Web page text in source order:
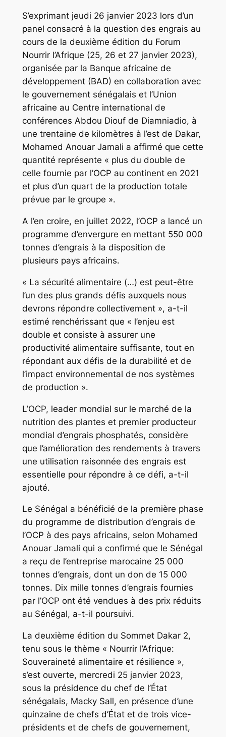
S’exprimant jeudi 26 janvier 2023 lors d’un
panel consacré à la question des engrais au
cours de la deuxième édition du Forum
Nourrir l’Afrique (25, 26 et 27 janvier 2023),
organisée par la Banque africaine de
développement (BAD) en collaboration avec
le gouvernement sénégalais et l’Union
africaine au Centre international de
conférences Abdou Diouf de Diamniadio, à
une trentaine de kilomètres à l’est de Dakar,
Mohamed Anouar Jamali a affirmé que cette
quantité représente « plus du double de
celle fournie par l’OCP au continent en 2021
et plus d’un quart de la production totale
prévue par le groupe ».
A l’en croire, en juillet 2022, l’OCP a lancé un
programme d’envergure en mettant 550 000
tonnes d’engrais à la disposition de
plusieurs pays africains.
« La sécurité alimentaire (…) est peut-être
l’un des plus grands défis auxquels nous
devrons répondre collectivement », a-t-il
estimé renchérissant que « l’enjeu est
double et consiste à assurer une
productivité alimentaire suffisante, tout en
répondant aux défis de la durabilité et de
l’impact environnemental de nos systèmes
de production ».
L’OCP, leader mondial sur le marché de la
nutrition des plantes et premier producteur
mondial d’engrais phosphatés, considère
que l’amélioration des rendements à travers
une utilisation raisonnée des engrais est
essentielle pour répondre à ce défi, a-t-il
ajouté.
Le Sénégal a bénéficié de la première phase
du programme de distribution d’engrais de
l’OCP à des pays africains, selon Mohamed
Anouar Jamali qui a confirmé que le Sénégal
a reçu de l’entreprise marocaine 25 000
tonnes d’engrais, dont un don de 15 000
tonnes. Dix mille tonnes d’engrais fournies
par l’OCP ont été vendues à des prix réduits
au Sénégal, a-t-il poursuivi.
La deuxième édition du Sommet Dakar 2,
tenu sous le thème « Nourrir l’Afrique:
Souveraineté alimentaire et résilience »,
s’est ouverte, mercredi 25 janvier 2023,
sous la présidence du chef de l’État
sénégalais, Macky Sall, en présence d’une
quinzaine de chefs d’État et de trois vice-
présidents et de chefs de gouvernement,